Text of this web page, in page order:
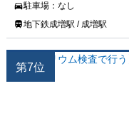
駐車場： なし
地下鉄成増駅 / 成増駅
第7位